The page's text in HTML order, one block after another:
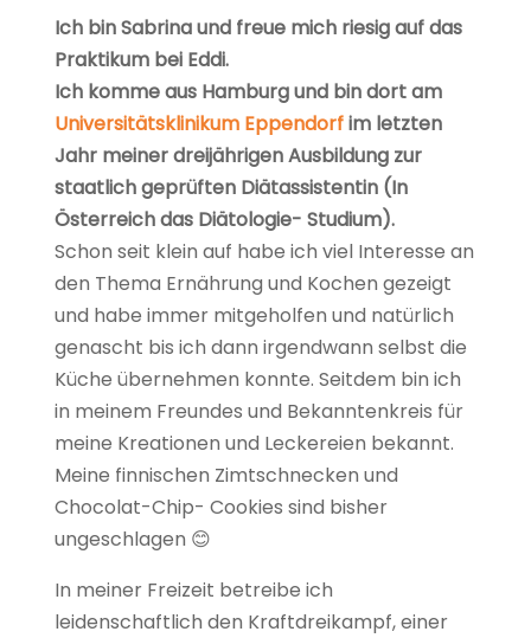
Ich bin Sabrina und freue mich riesig auf das
Praktikum bei Eddi.
Ich komme aus Hamburg und bin dort am
Universitätsklinikum Eppendorfim letzten
Jahr meiner dreijährigen Ausbildung zur
staatlich geprüften Diätassistentin (In
Österreich das Diätologie- Studium).
Schon seit klein auf habe ich viel Interesse an
den Thema Ernährung und Kochen gezeigt
und habe immer mitgeholfen und natürlich
genascht bis ich dann irgendwann selbst die
Küche übernehmen konnte. Seitdem bin ich
in meinem Freundes und Bekanntenkreis für
meine Kreationen und Leckereien bekannt.
Meine finnischen Zimtschnecken und
Chocolat-Chip- Cookies sind bisher
ungeschlagen 😊
In meiner Freizeit betreibe ich
leidenschaftlich den Kraftdreikampf, einer